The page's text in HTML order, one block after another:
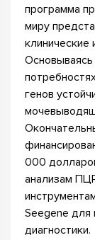
программа
миру
клинические
генов
000
анализам
Seegene для
диагностики.